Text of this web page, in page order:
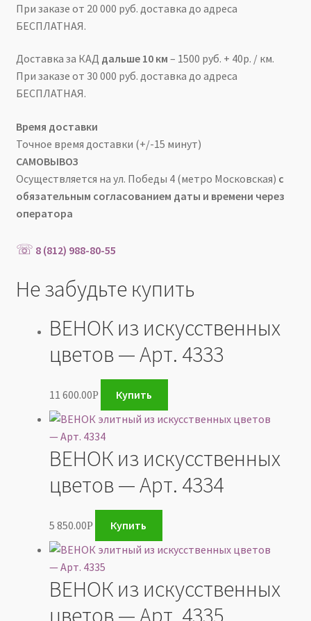
При заказе от 20 000 руб. доставка до адреса
БЕСПЛАТНАЯ.
Доставка за КАД дальше 10 км – 1500 руб. + 40р. / км.
При заказе от 30 000 руб. доставка до адреса
БЕСПЛАТНАЯ.
Время доставки
Точное время доставки (+/-15 минут)
САМОВЫВОЗ
Осуществляется на ул. Победы 4 (метро Московская) с
обязательным согласованием даты и времени через
оператора
☏ 8 (812) 988-80-55
Не забудьте купить
ВЕНОК из искусственных
цветов — Арт. 4333
11 600.00Р Купить
ВЕНОК из искусственных
цветов — Арт. 4334
5 850.00Р Купить
ВЕНОК из искусственных
цветов — Арт. 4335